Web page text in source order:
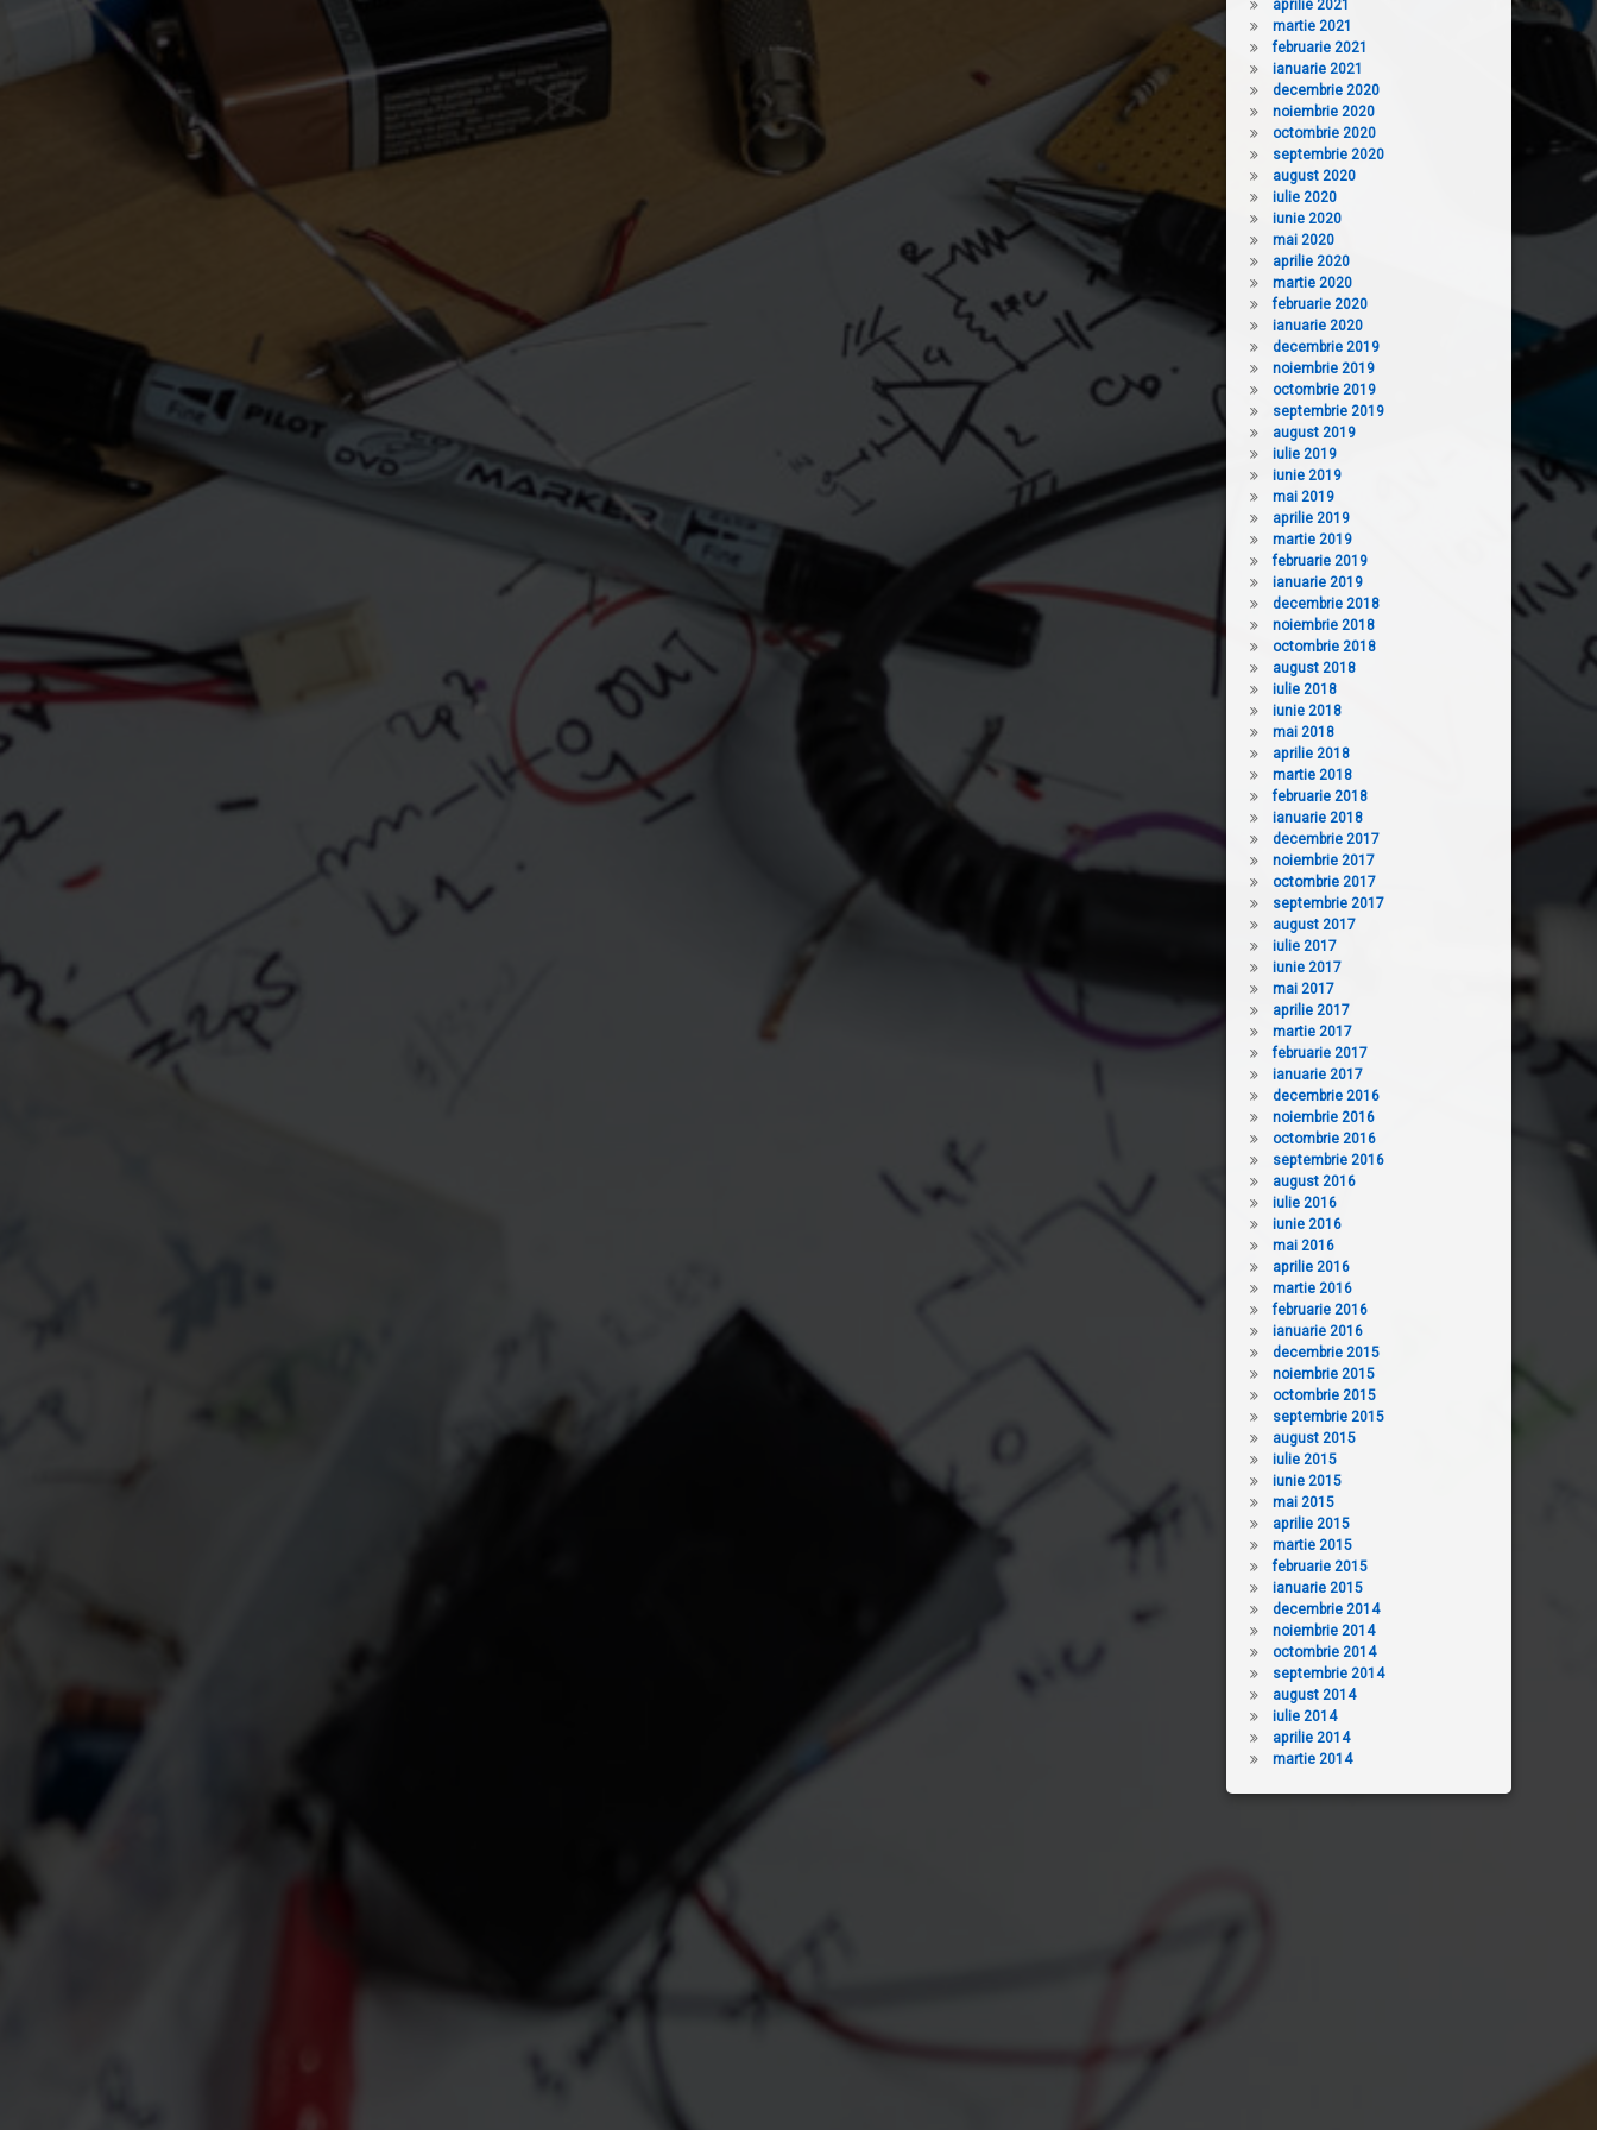
aprilie 2021
martie 2021
februarie 2021
ianuarie 2021
decembrie 2020
noiembrie 2020
octombrie 2020
septembrie 2020
august 2020
iulie 2020
iunie 2020
mai 2020
aprilie 2020
martie 2020
februarie 2020
ianuarie 2020
decembrie 2019
noiembrie 2019
octombrie 2019
septembrie 2019
august 2019
iulie 2019
iunie 2019
mai 2019
aprilie 2019
martie 2019
februarie 2019
ianuarie 2019
decembrie 2018
noiembrie 2018
octombrie 2018
august 2018
iulie 2018
iunie 2018
mai 2018
aprilie 2018
martie 2018
februarie 2018
ianuarie 2018
decembrie 2017
noiembrie 2017
octombrie 2017
septembrie 2017
august 2017
iulie 2017
iunie 2017
mai 2017
aprilie 2017
martie 2017
februarie 2017
ianuarie 2017
decembrie 2016
noiembrie 2016
octombrie 2016
septembrie 2016
august 2016
iulie 2016
iunie 2016
mai 2016
aprilie 2016
martie 2016
februarie 2016
ianuarie 2016
decembrie 2015
noiembrie 2015
octombrie 2015
septembrie 2015
august 2015
iulie 2015
iunie 2015
mai 2015
aprilie 2015
martie 2015
februarie 2015
ianuarie 2015
decembrie 2014
noiembrie 2014
octombrie 2014
septembrie 2014
august 2014
iulie 2014
aprilie 2014
martie 2014